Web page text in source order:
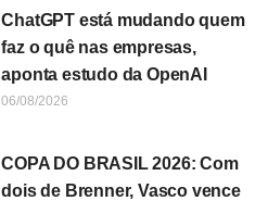
ChatGPT está mudando quem
faz o quê nas empresas,
aponta estudo da OpenAI
06/08/2026
COPA DO BRASIL 2026: Com
dois de Brenner, Vasco vence